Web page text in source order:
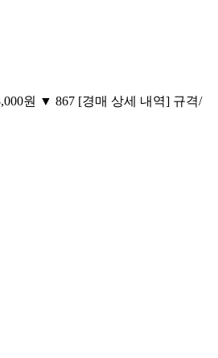
원 ▼ 867 [경매 상세 내역] 규격/